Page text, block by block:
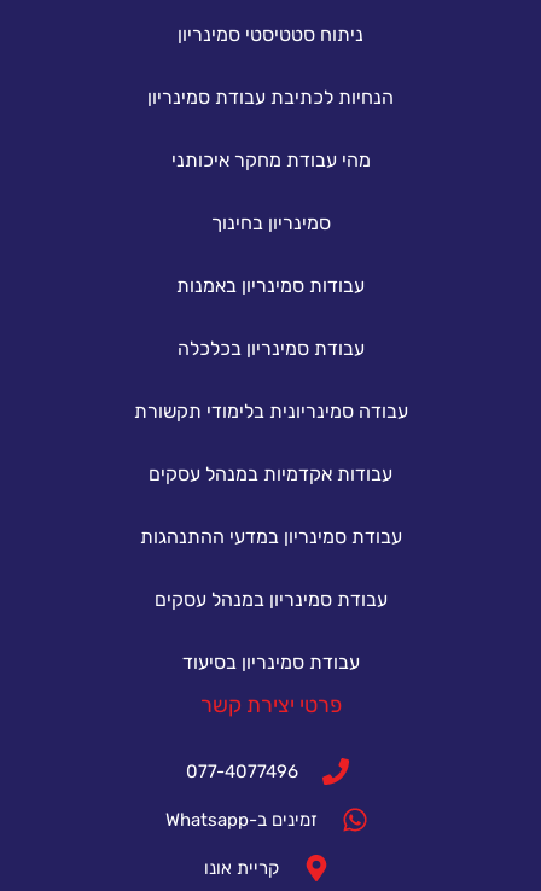
ניתוח סטטיסטי סמינריון
הנחיות לכתיבת עבודת סמינריון
מהי עבודת מחקר איכותני
סמינריון בחינוך
עבודות סמינריון באמנות
עבודת סמינריון בכלכלה
עבודה סמינריונית בלימודי תקשורת
עבודות אקדמיות במנהל עסקים
עבודת סמינריון במדעי ההתנהגות
עבודת סמינריון במנהל עסקים
עבודת סמינריון בסיעוד
פרטי יצירת קשר
077-4077496
זמינים ב-Whatsapp
קריית אונו